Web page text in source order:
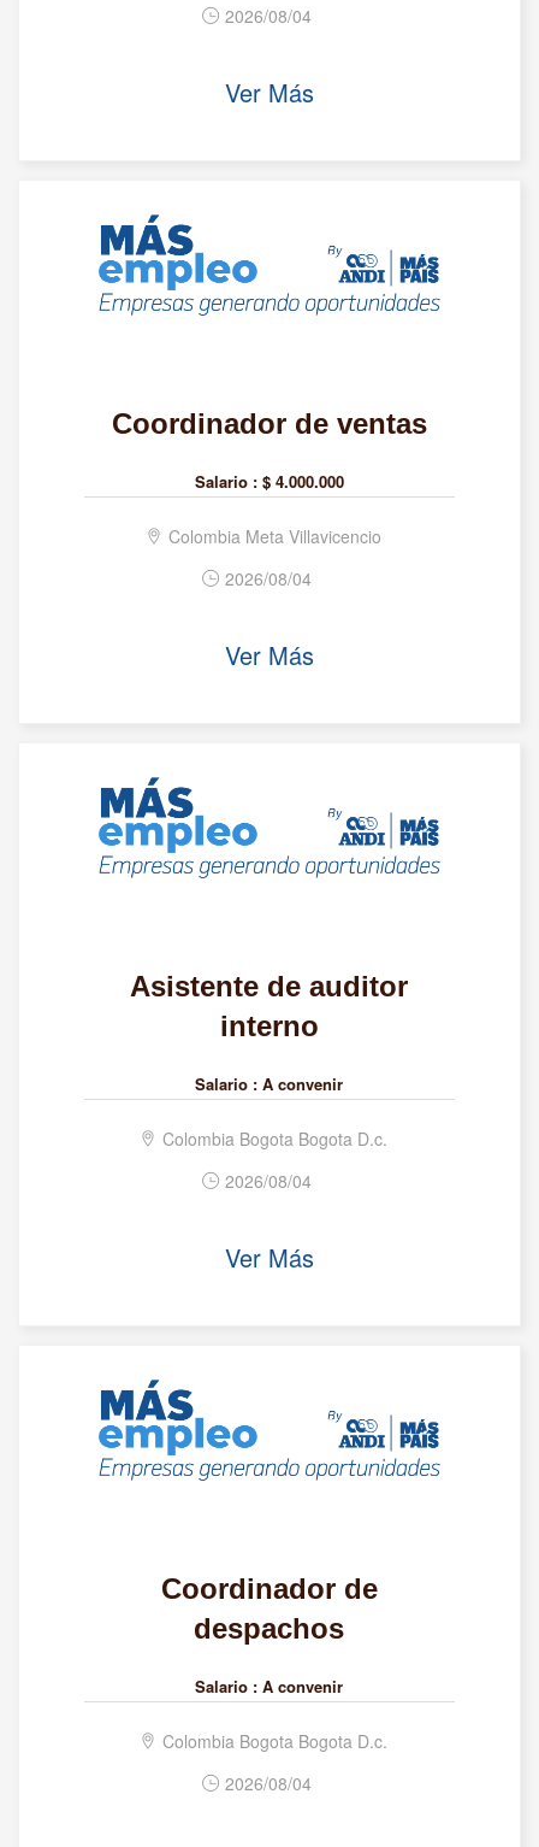
2026/08/04
Ver Más
Coordinador de ventas
Salario : $ 4.000.000
Colombia Meta Villavicencio
2026/08/04
Ver Más
Asistente de auditor
interno
Salario : A convenir
Colombia Bogota Bogota D.c.
2026/08/04
Ver Más
Coordinador de
despachos
Salario : A convenir
Colombia Bogota Bogota D.c.
2026/08/04